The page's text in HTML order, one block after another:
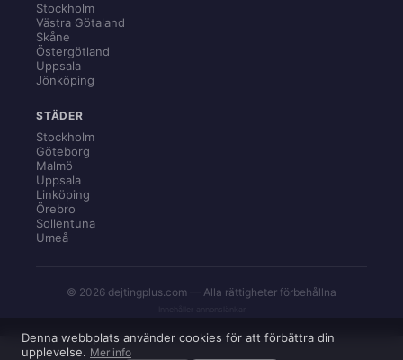
Stockholm
Västra Götaland
Skåne
Östergötland
Uppsala
Jönköping
STÄDER
Stockholm
Göteborg
Malmö
Uppsala
Linköping
Örebro
Sollentuna
Umeå
© 2026 dejtingplus.com — Alla rättigheter förbehållna
Denna webbplats använder cookies för att förbättra din
upplevelse. Mer info